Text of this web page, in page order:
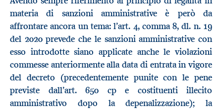
materia di sanzioni amministrative è però da
affrontare ancora un tema: l’art. 4, comma 8, dl. n. 19
del 2020 prevede che le sanzioni amministrative con
esso introdotte siano applicate anche le violazioni
commesse anteriormente alla data di entrata in vigore
del decreto (precedentemente punite con le pene
previste dall’art. 650 cp e costituenti illecito
amministrativo dopo la depenalizzazione); la